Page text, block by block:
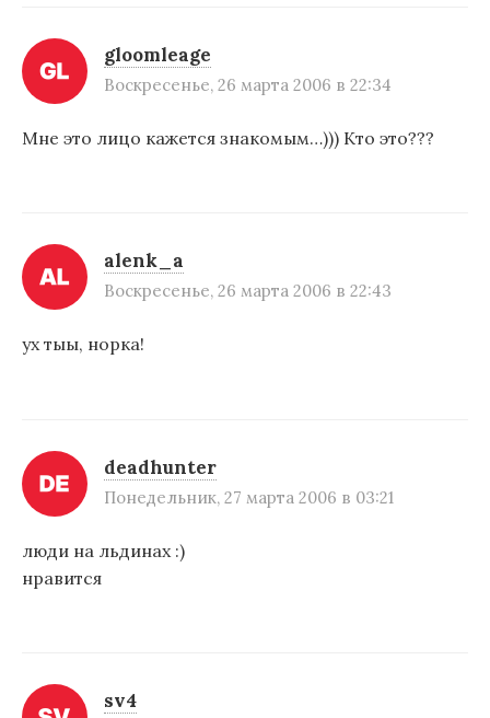
и
я
п
а
п
с
gloomleage
Воскресенье, 26 марта 2006 в 22:34
Мне это лицо кажется знакомым…))) Кто это???
alenk_a
Воскресенье, 26 марта 2006 в 22:43
ух тыы, норка!
deadhunter
Понедельник, 27 марта 2006 в 03:21
люди на льдинах :)
нравится
sv4